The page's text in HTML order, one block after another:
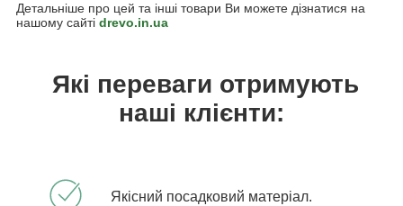
Детальніше про цей та інші товари Ви можете дізнатися на
нашому сайті drevo.in.ua
Які переваги отримують
наші клієнти:
Якісний посадковий матеріал.